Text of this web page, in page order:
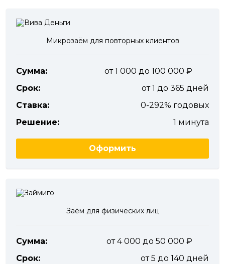
Микрозаём для повторных клиентов
Сумма:
от 1 000 до 100 000
Срок:
от 1 до 365 дней
Ставка:
0-292% годовых
Решение:
1 минута
Оформить
Заём для физических лиц
Сумма:
от 4 000 до 50 000
Срок:
от 5 до 140 дней